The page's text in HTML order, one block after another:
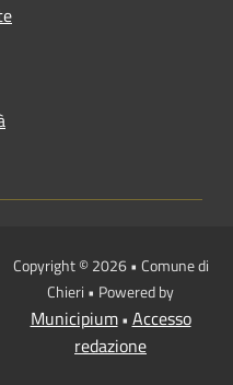
Copyright © 2026 • Comune di
Chieri • Powered by
Municipium• Accesso
redazione